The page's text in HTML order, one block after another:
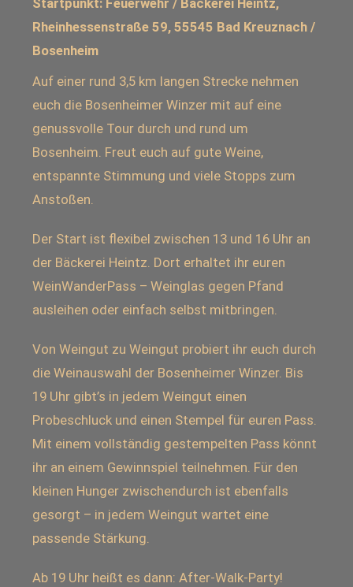
Startpunkt: Feuerwehr / Bäckerei Heintz,
Rheinhessenstraße 59, 55545 Bad Kreuznach /
Bosenheim
Auf einer rund 3,5 km langen Strecke nehmen
euch die Bosenheimer Winzer mit auf eine
genussvolle Tour durch und rund um
Bosenheim. Freut euch auf gute Weine,
entspannte Stimmung und viele Stopps zum
Anstoßen.
Der Start ist flexibel zwischen 13 und 16 Uhr an
der Bäckerei Heintz. Dort erhaltet ihr euren
WeinWanderPass – Weinglas gegen Pfand
ausleihen oder einfach selbst mitbringen.
Von Weingut zu Weingut probiert ihr euch durch
die Weinauswahl der Bosenheimer Winzer. Bis
19 Uhr gibt’s in jedem Weingut einen
Probeschluck und einen Stempel für euren Pass.
Mit einem vollständig gestempelten Pass könnt
ihr an einem Gewinnspiel teilnehmen. Für den
kleinen Hunger zwischendurch ist ebenfalls
gesorgt – in jedem Weingut wartet eine
passende Stärkung.
Ab 19 Uhr heißt es dann: After-Walk-Party!